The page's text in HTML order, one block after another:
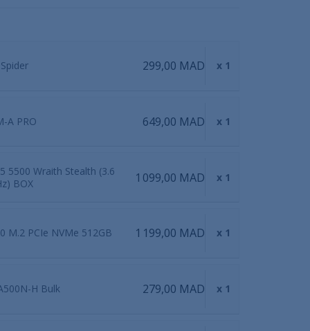
299,00 MAD x 1
A PRO 649,00 MAD x 1
5500 Wraith Stealth (3.6
BOX
1 099,00 MAD x 1
M.2 PCIe NVMe 512GB 1 199,00 MAD x 1
H Bulk 279,00 MAD x 1